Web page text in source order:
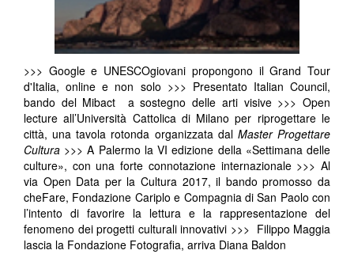
>>> Google e UNESCOgiovani propongono il Grand Tour
d'Italia, online e non solo >>> Presentato Italian Council,
bando del Mibact a sostegno delle arti visive >>> Open
lecture all’Università Cattolica di Milano per riprogettare le
città, una tavola rotonda organizzata dal Master Progettare
Cultura >>> A Palermo la VI edizione della «Settimana delle
culture», con una forte connotazione internazionale >>> Al
via Open Data per la Cultura 2017, il bando promosso da
cheFare, Fondazione Cariplo e Compagnia di San Paolo con
l’intento di favorire la lettura e la rappresentazione del
fenomeno dei progetti culturali innovativi >>> Filippo Maggia
lascia la Fondazione Fotografia, arriva Diana Baldon